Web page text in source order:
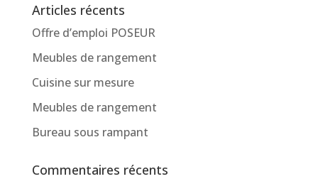
Articles récents
Offre d’emploi POSEUR
Meubles de rangement
Cuisine sur mesure
Meubles de rangement
Bureau sous rampant
Commentaires récents